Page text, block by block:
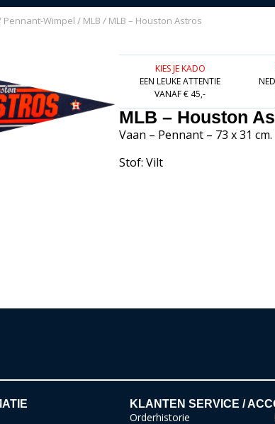
Pennant-Wimpel / MLB / MLB – Houston Astros
KIES JE KADO
EEN LEUKE ATTENTIE
VANAF € 45,-
MLB – Houston
Vaan – Pennant – 73 x 31 cm.
Stof: Vilt
KLANTEN SERVICE /
Orderhistorie